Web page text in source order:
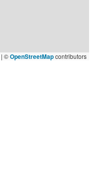
| ©OpenStreetMapcontributors